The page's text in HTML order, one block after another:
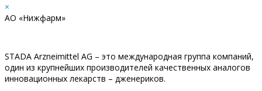
×
АО «Нижфарм»
STADA Arzneimittel AG – это международная группа компаний,
один из крупнейших производителей качественных аналогов
инновационных лекарств – дженериков.